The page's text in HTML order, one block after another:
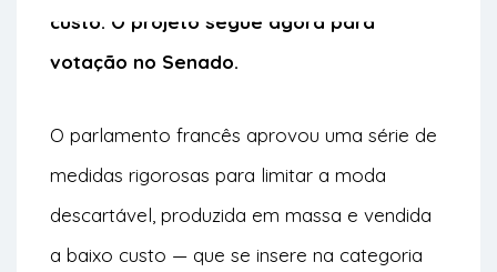
custo. O projeto segue agora para
votação no Senado.
O parlamento francês aprovou uma série de
medidas rigorosas para limitar a moda
descartável, produzida em massa e vendida
a baixo custo — que se insere na categoria